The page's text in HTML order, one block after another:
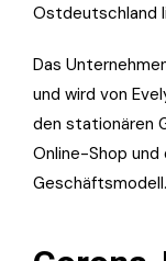
Ostdeutschland
Das
und wird von
den stationären
Online-Shop
Geschäftsmodell.